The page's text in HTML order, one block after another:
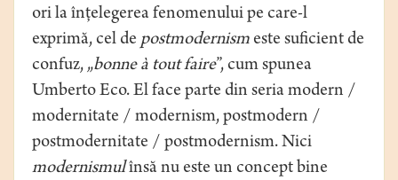
ori la înţelegerea fenomenului pe care-l
exprimă, cel de postmodernism este suficient de
confuz, „bonne à tout faire”, cum spunea
Umberto Eco. El face parte din seria modern /
modernitate / modernism, postmodern /
postmodernitate / postmodernism. Nici
modernismulînsă nu este un concept bine